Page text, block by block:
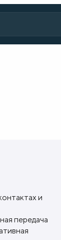
и
передача